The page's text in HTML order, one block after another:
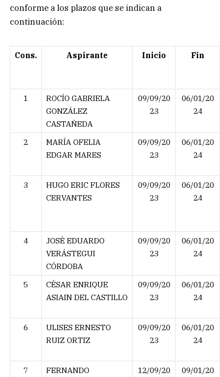
conforme a los plazos que se indican a
continuación:
Cons. Aspirante Inicio Fin
1
ROCÍO GABRIELA
GONZÁLEZ
CASTAÑEDA
09/09/20
23
06/01/20
24
2
MARÍA OFELIA
EDGAR MARES
09/09/20
23
06/01/20
24
3
HUGO ERIC FLORES
CERVANTES
09/09/20
23
06/01/20
24
4
JOSÉ EDUARDO
VERÁSTEGUI
CÓRDOBA
09/09/20
23
06/01/20
24
5
CÉSAR ENRIQUE
ASIAIN DEL CASTILLO
09/09/20
23
06/01/20
24
6
ULISES ERNESTO
RUIZ ORTIZ
09/09/20
23
06/01/20
24
7
FERNANDO
12/09/20
09/01/20